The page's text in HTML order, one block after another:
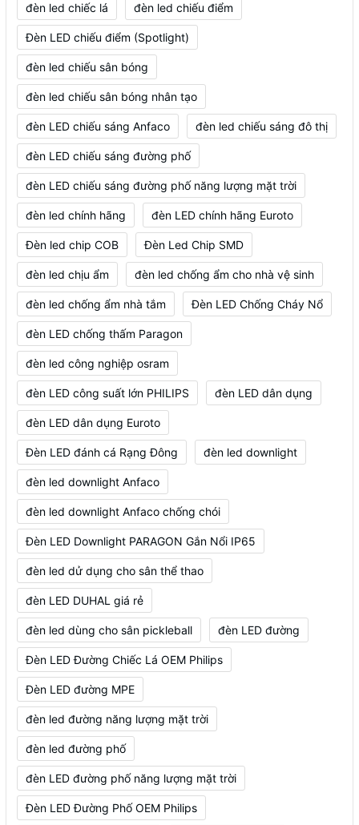
đèn led chiếc lá đèn led chiếu điểm
Đèn LED chiếu điểm (Spotlight)
đèn led chiếu sân bóng
đèn led chiếu sân bóng nhân tạo
đèn LED chiếu sáng Anfaco đèn led chiếu sáng đô thị
đèn LED chiếu sáng đường phố
đèn LED chiếu sáng đường phố năng lượng mặt trời
đèn led chính hãng đèn LED chính hãng Euroto
Đèn led chip COB Đèn Led Chip SMD
đèn led chịu ẩm đèn led chống ẩm cho nhà vệ sinh
đèn led chống ẩm nhà tắm Đèn LED Chống Cháy Nổ
đèn LED chống thấm Paragon
đèn led công nghiệp osram
đèn LED công suất lớn PHILIPS đèn LED dân dụng
đèn LED dân dụng Euroto
Đèn LED đánh cá Rạng Đông đèn led downlight
đèn led downlight Anfaco
đèn led downlight Anfaco chống chói
Đèn LED Downlight PARAGON Gắn Nổi IP65
đèn led dử dụng cho sân thể thao
đèn LED DUHAL giá rẻ
đèn led dùng cho sân pickleball đèn LED đường
Đèn LED Đường Chiếc Lá OEM Philips
Đèn LED đường MPE
đèn led đường năng lượng mặt trời
đèn led đường phố
đèn LED đường phố năng lượng mặt trời
Đèn LED Đường Phố OEM Philips